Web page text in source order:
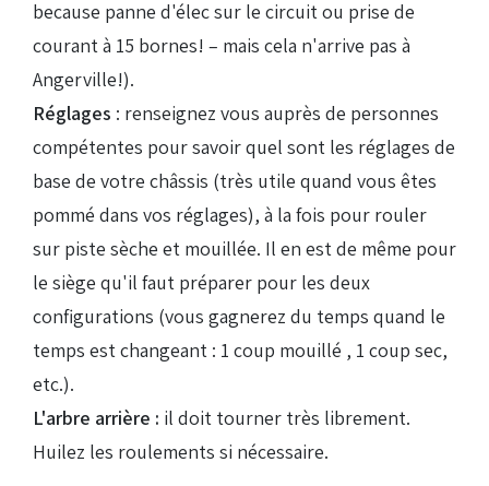
because panne d'élec sur le circuit ou prise de
courant à 15 bornes! – mais cela n'arrive pas à
Angerville!).
Réglages : renseignez vous auprès de personnes
compétentes pour savoir quel sont les réglages de
base de votre châssis (très utile quand vous êtes
pommé dans vos réglages), à la fois pour rouler
sur piste sèche et mouillée. Il en est de même pour
le siège qu'il faut préparer pour les deux
configurations (vous gagnerez du temps quand le
temps est changeant : 1 coup mouillé , 1 coup sec,
etc.).
L'arbre arrière : il doit tourner très librement.
Huilez les roulements si nécessaire.